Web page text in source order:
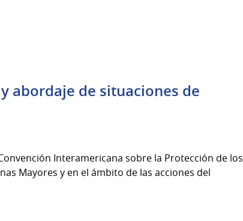
abordaje de situaciones de
Interamericana sobre la Protección de los
Mayores y en el ámbito de las acciones del